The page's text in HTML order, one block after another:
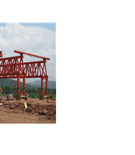
成功案例
联系我们